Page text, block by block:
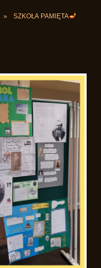
SZKOŁA PAMIĘTA